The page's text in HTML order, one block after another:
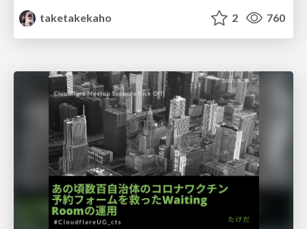
taketakekaho
2 760